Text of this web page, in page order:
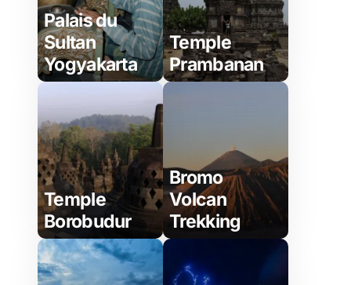
Palais du
Sultan
Yogyakarta
Temple
Prambanan
Temple
Borobudur
Bromo
Volcan
Trekking